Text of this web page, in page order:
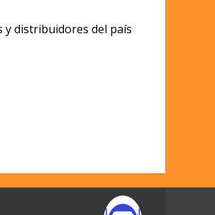
y distribuidores del país